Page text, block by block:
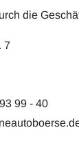
die
7
99 - 40